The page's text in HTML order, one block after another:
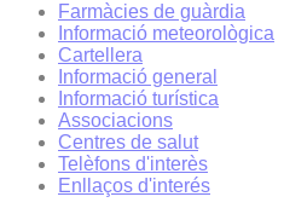
Farmàcies de guàrdia
Informació meteorològica
Cartellera
Informació general
Informació turística
Associacions
Centres de salut
Telèfons d'interès
Enllaços d'interés